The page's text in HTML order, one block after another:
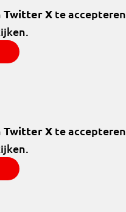
Twitter Xte accepteren
Twitter Xte accepteren